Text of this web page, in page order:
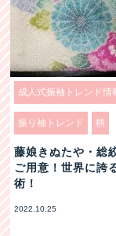
成人式振袖トレンド情
振り袖トレンド 柄
藤娘きぬたや・総
ご用意！世界に誇
術！
2022.10.25